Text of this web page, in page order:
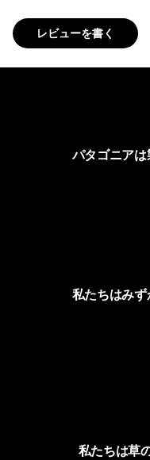
レビューを書く
パタゴニアは
私たちはみ
私たちは草